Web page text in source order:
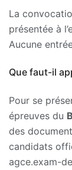
La
présentée à
Aucune
Que faut-il
Pour se
épreuves du
des
candidats
agce.exam-